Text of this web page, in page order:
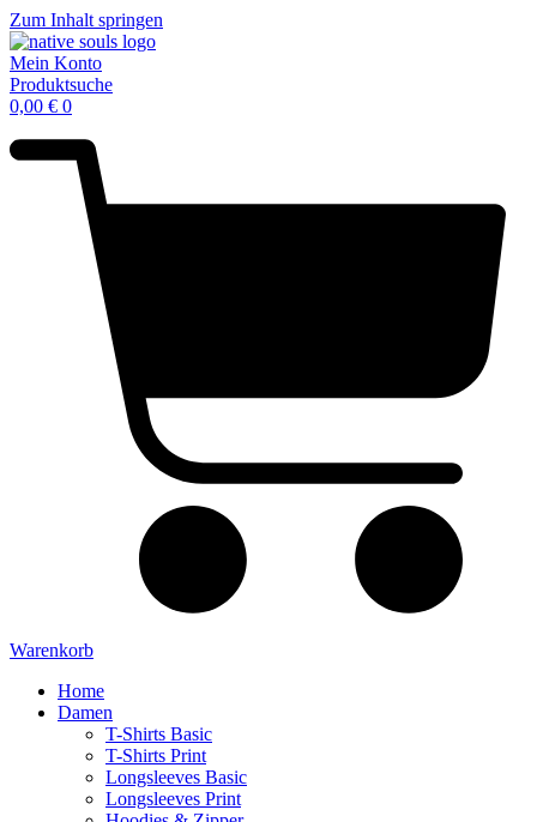
Zum Inhalt springen
Mein Konto
Produktsuche
0,00 € 0
Warenkorb
Home
Damen
T-Shirts Basic
T-Shirts Print
Longsleeves Basic
Longsleeves Print